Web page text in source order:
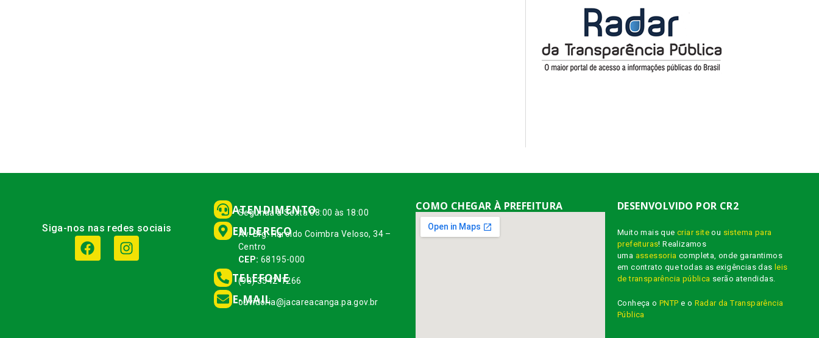
Siga-nos nas redes sociais
ATENDIMENTO
Segunda à Sexta 08:00 às 18:00
ENDEREÇO
Av. Brg. Haroldo Coimbra Veloso, 34 –
Centro
CEP: 68195-000
TELEFONE
(93) 3542-1266
E-MAIL
ouvidoria@jacareacanga.pa.gov.br
COMO CHEGAR À PREFEITURA DESENVOLVIDO POR CR2
Muito mais quecriar site ou sistema para
prefeituras! Realizamos
uma assessoria completa, onde garantimos
em contrato que todas as exigências das leis
de transparência pública serão atendidas.
Conheça oPNTP e o Radar da Transparência
Pública